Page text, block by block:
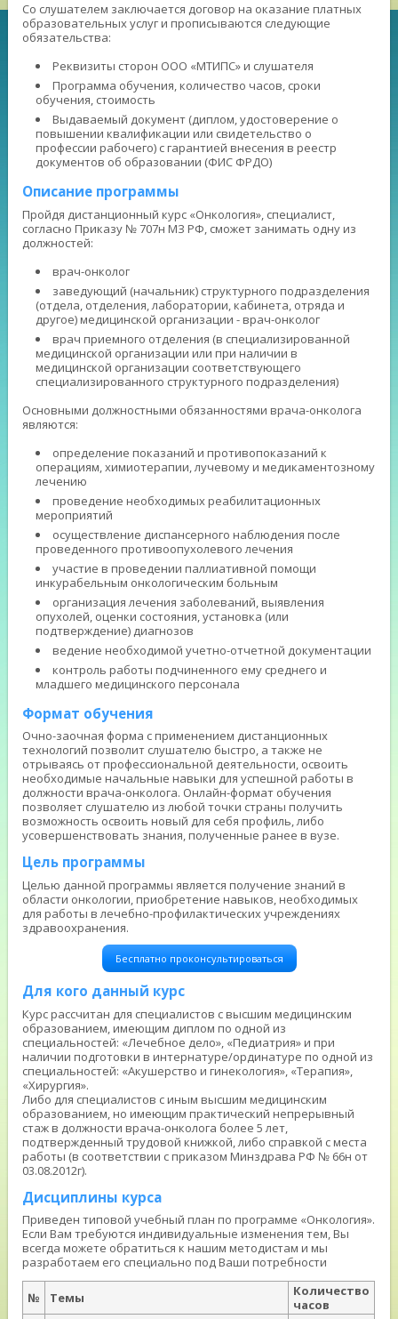
Со слушателем заключается договор на оказание платных
образовательных услуг и прописываются следующие
обязательства:
Реквизиты сторон ООО «МТИПС» и слушателя
Программа обучения, количество часов, сроки
обучения, стоимость
Выдаваемый документ (диплом, удостоверение о
повышении квалификации или свидетельство о
профессии рабочего) с гарантией внесения в реестр
документов об образовании (ФИС ФРДО)
Описание программы
Пройдя дистанционный курс «Онкология», специалист,
согласно Приказу № 707н МЗ РФ, сможет занимать одну из
должностей:
врач-онколог
заведующий (начальник) структурного подразделения
(отдела, отделения, лаборатории, кабинета, отряда и
другое) медицинской организации - врач-онколог
врач приемного отделения (в специализированной
медицинской организации или при наличии в
медицинской организации соответствующего
специализированного структурного подразделения)
Основными должностными обязанностями врача-онколога
являются:
определение показаний и противопоказаний к
операциям, химиотерапии, лучевому и медикаментозному
лечению
проведение необходимых реабилитационных
мероприятий
осуществление диспансерного наблюдения после
проведенного противоопухолевого лечения
участие в проведении паллиативной помощи
инкурабельным онкологическим больным
организация лечения заболеваний, выявления
опухолей, оценки состояния, установка (или
подтверждение) диагнозов
ведение необходимой учетно-отчетной документации
контроль работы подчиненного ему среднего и
младшего медицинского персонала
Формат обучения
Очно-заочная форма с применением дистанционных
технологий позволит слушателю быстро, а также не
отрываясь от профессиональной деятельности, освоить
необходимые начальные навыки для успешной работы в
должности врача-онколога. Онлайн-формат обучения
позволяет слушателю из любой точки страны получить
возможность освоить новый для себя профиль, либо
усовершенствовать знания, полученные ранее в вузе.
Цель программы
Целью данной программы является получение знаний в
области онкологии, приобретение навыков, необходимых
для работы в лечебно-профилактических учреждениях
здравоохранения.
Бесплатно проконсультироваться
Для кого данный курс
Курс рассчитан для специалистов с высшим медицинским
образованием, имеющим диплом по одной из
специальностей: «Лечебное дело», «Педиатрия» и при
наличии подготовки в интернатуре/ординатуре по одной из
специальностей: «Акушерство и гинекология», «Терапия»,
«Хирургия».
Либо для специалистов с иным высшим медицинским
образованием, но имеющим практический непрерывный
стаж в должности врача-онколога более 5 лет,
подтвержденный трудовой книжкой, либо справкой с места
работы (в соответствии с приказом Минздрава РФ № 66н от
03.08.2012г).
Дисциплины курса
Приведен типовой учебный план по программе «Онкология».
Если Вам требуются индивидуальные изменения тем, Вы
всегда можете обратиться к нашим методистам и мы
разработаем его специально под Ваши потребности
№ Темы
Количество
часов